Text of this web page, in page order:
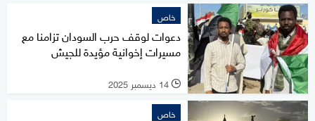
خاص
دعوات لوقف حرب السودان تزامنا مع
مسيرات إخوانية مؤيدة للجيش
l 14 ديسمبر 2025
خاص